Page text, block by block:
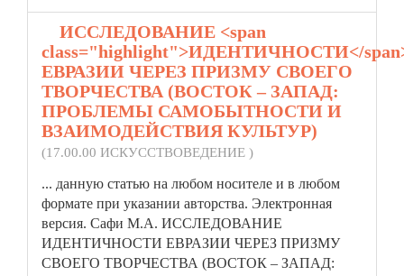
ИССЛЕДОВАНИЕ <span
class="highlight">ИДЕНТИЧНОСТИ</
ЕВРАЗИИ ЧЕРЕЗ ПРИЗМУ СВОЕГО
ТВОРЧЕСТВА (ВОСТОК – ЗАПАД:
ПРОБЛЕМЫ САМОБЫТНОСТИ И
ВЗАИМОДЕЙСТВИЯ КУЛЬТУР)
(17.00.00 ИСКУССТВОВЕДЕНИЕ )
... данную статью на любом носителе и в любом
формате при указании авторства. Электронная
версия. Сафи М.А. ИССЛЕДОВАНИЕ
ИДЕНТИЧНОСТИ ЕВРАЗИИ ЧЕРЕЗ ПРИЗМУ
СВОЕГО ТВОРЧЕСТВА (ВОСТОК – ЗАПАД: